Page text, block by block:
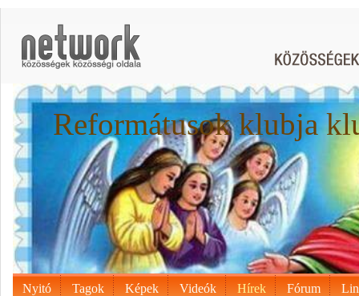
Reformátusok klubja
Nyitó Tagok Képek Videók Hírek Fórum